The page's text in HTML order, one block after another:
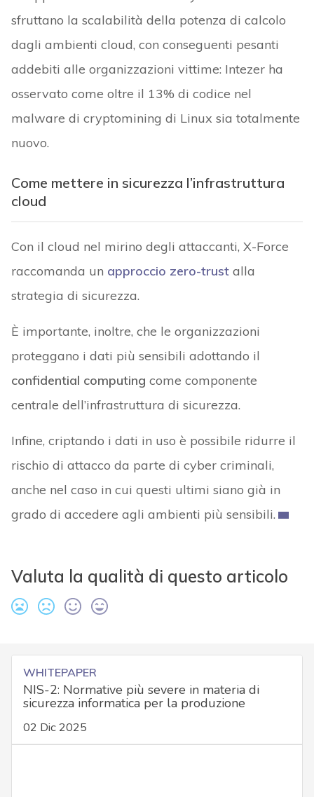
sfruttano la scalabilità della potenza di calcolo
dagli ambienti cloud, con conseguenti pesanti
addebiti alle organizzazioni vittime: Intezer ha
osservato come oltre il 13% di codice nel
malware di cryptomining di Linux sia totalmente
nuovo.
Come mettere in sicurezza l’infrastruttura
cloud
Con il cloud nel mirino degli attaccanti, X-Force
raccomanda un approccio zero-trustalla
strategia di sicurezza.
È importante, inoltre, che le organizzazioni
proteggano i dati più sensibili adottando il
confidential computing come componente
centrale dell’infrastruttura di sicurezza.
Infine, criptando i dati in uso è possibile ridurre il
rischio di attacco da parte di cyber criminali,
anche nel caso in cui questi ultimi siano già in
grado di accedere agli ambienti più sensibili.
Valuta la qualità di questo articolo
WHITEPAPER
NIS-2: Normative più severe in materia di
sicurezza informatica per la produzione
02 Dic 2025